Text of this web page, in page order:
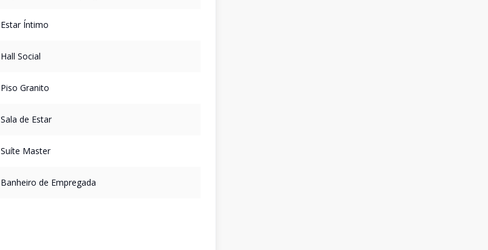
Estar Íntimo
Hall Social
Piso Granito
Sala de Estar
Suíte Master
Banheiro de Empregada